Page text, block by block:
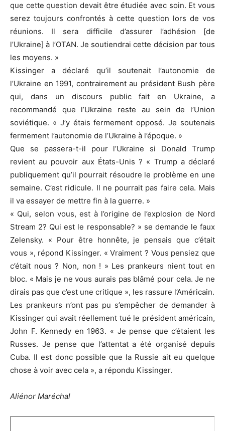
que cette question devait être étudiée avec soin. Et vous
serez toujours confrontés à cette question lors de vos
réunions. Il sera difficile d’assurer l’adhésion [de
l’Ukraine] à l’OTAN. Je soutiendrai cette décision par tous
les moyens. »
Kissinger a déclaré qu’il soutenait l’autonomie de
l’Ukraine en 1991, contrairement au président Bush père
qui, dans un discours public fait en Ukraine, a
recommandé que l’Ukraine reste au sein de l’Union
soviétique. « J’y étais fermement opposé. Je soutenais
fermement l’autonomie de l’Ukraine à l’époque. »
Que se passera-t-il pour l’Ukraine si Donald Trump
revient au pouvoir aux États-Unis ? « Trump a déclaré
publiquement qu’il pourrait résoudre le problème en une
semaine. C’est ridicule. Il ne pourrait pas faire cela. Mais
il va essayer de mettre fin à la guerre. »
« Qui, selon vous, est à l’origine de l’explosion de Nord
Stream 2? Qui est le responsable? » se demande le faux
Zelensky. « Pour être honnête, je pensais que c’était
vous », répond Kissinger. « Vraiment ? Vous pensiez que
c’était nous ? Non, non ! » Les prankeurs nient tout en
bloc. « Mais je ne vous aurais pas blâmé pour cela. Je ne
dirais pas que c’est une critique », les rassure l’Américain.
Les prankeurs n’ont pas pu s’empêcher de demander à
Kissinger qui avait réellement tué le président américain,
John F. Kennedy en 1963. « Je pense que c’étaient les
Russes. Je pense que l’attentat a été organisé depuis
Cuba. Il est donc possible que la Russie ait eu quelque
chose à voir avec cela », a répondu Kissinger.
Aliénor Maréchal